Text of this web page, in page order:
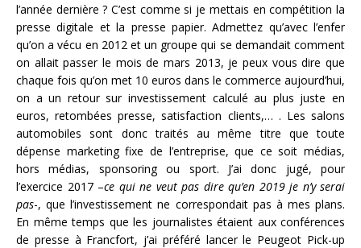
l’année dernière ? C’est comme si je mettais en compétition la
presse digitale et la presse papier. Admettez qu’avec l’enfer
qu’on a vécu en 2012 et un groupe qui se demandait comment
on allait passer le mois de mars 2013, je peux vous dire que
chaque fois qu’on met 10 euros dans le commerce aujourd’hui,
on a un retour sur investissement calculé au plus juste en
euros, retombées presse, satisfaction clients,… . Les salons
automobiles sont donc traités au même titre que toute
dépense marketing fixe de l’entreprise, que ce soit médias,
hors médias, sponsoring ou sport. J’ai donc jugé, pour
l’exercice 2017 –ce qui ne veut pas dire qu’en 2019 je n’y serai
pas-, que l’investissement ne correspondait pas à mes plans.
En même temps que les journalistes étaient aux conférences
de presse à Francfort, j’ai préféré lancer le Peugeot Pick-up